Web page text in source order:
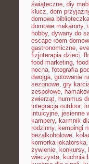
świąteczne, diy
klucz, dom
domowa biblioteczka
domowe makarony,
hobby, dywany do
escape room
gastronomiczne,
fizjoterapia dzieci,
food marketing,
nocna, fotografia
dwojga, gotowanie
sezonowe, gry
zespołowe,
zwierząt, hummus
integracja outdoor,
intuicyjne, jesienne
kampery, karmnik
rodzinny, kempingi
bezalkoholowe,
komórka lokatorska,
żywienie, konkursy,
wieczysta, kuchnia